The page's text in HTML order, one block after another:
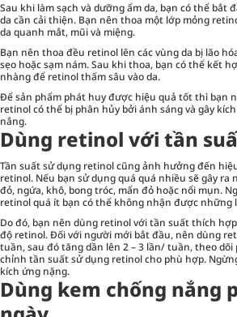
Sau khi làm sạch và dưỡng ẩm da, bạn có thể bắt
da cần cải thiện. Bạn nên thoa một lớp mỏng
da quanh mắt, mũi và miệng.
Bạn nên thoa đều retinol lên các vùng da bị lão
sẹo hoặc sạm nám. Sau khi thoa, bạn có thể kết
nhàng để retinol thấm sâu vào da.
Để sản phẩm phát huy được hiệu quả tốt thì bạn
retinol có thể bị phân hủy bởi ánh sáng và gây
nắng.
Dùng retinol với tần
Tần suất sử dụng retinol cũng ảnh hưởng đến
retinol. Nếu bạn sử dụng quá quá nhiều sẽ gây
đỏ, ngứa, khô, bong tróc, mẩn đỏ hoặc nổi mụn.
retinol quá ít bạn có thể không nhận được những
Do đó, bạn nên dùng retinol với tần suất thích
độ retinol. Đối với người mới bắt đầu, nên dùng
tuần, sau đó tăng dần lên 2 – 3 lần/ tuần, theo dõi
chỉnh tần suất sử dụng retinol cho phù hợp.
kích ứng nặng.
Dùng kem chống nắng